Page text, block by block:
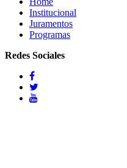
Institucional
Juramentos
Programas
Redes Sociales